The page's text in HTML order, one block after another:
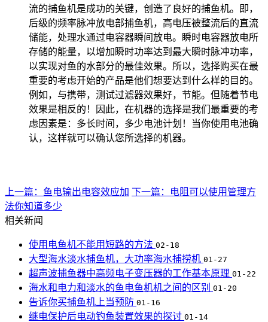
流的捕鱼机是成功的关键，创造了良好的捕鱼机。即，
后级的频率脉冲放电部捕鱼机，高电压被整流后的直流
储能，处理水通过电容器瞬间放电。瞬时电容器放电所
存储的能量，以增加瞬时功率达到最大瞬时脉冲功率，
以实现对鱼的水部分的最佳效果。所以，选择购买在最
重要的考虑开始的产品是他们想要达到什么样的目的。
例如，与携带，测试过滤器效果好，节能。但随着节电
效果是相反的！因此，在机器的选择是我们最重要的考
虑因素是：多长时间，多少电池计划！当你使用电池确
认，这样就可以确认您所选择的机器。
上一篇：鱼电输出电容效应加 下一篇：电阻可以使用管理方
法你知道多少
相关新闻
使用电鱼机不能用短路的方法 02-18
大型海水淡水捕鱼机，大功率海水捕捞机 01-27
超声波捕鱼器中高频电子变压器的工作基本原理 01-22
海水和电力和淡水的鱼电鱼机机之间的区别 01-20
告诉你买捕鱼机上当预防 01-16
继电保护后电动钓鱼装置效果的探讨 01-14